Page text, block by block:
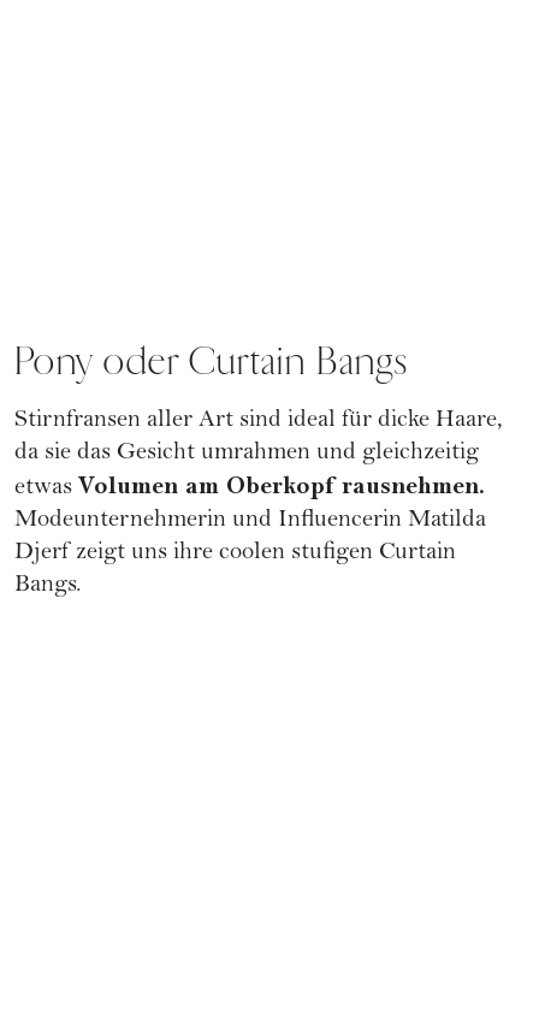
Pony oder Curtain Bangs
Stirnfransen aller Art sind ideal für dicke Haare,
da sie das Gesicht umrahmen und gleichzeitig
etwas Volumen am Oberkopf rausnehmen.
Modeunternehmerin und Influencerin Matilda
Djerf zeigt uns ihre coolen stufigen Curtain
Bangs.